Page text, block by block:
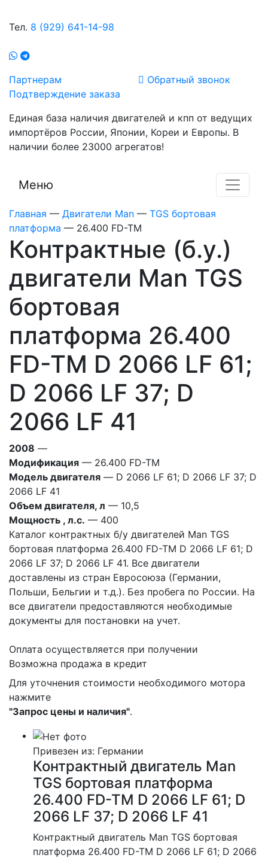
Тел. 8 (929) 641-14-98
Партнерам
Подтверждение заказа
Обратный звонок
Единая база наличия двигателей и кпп от ведущих
импортёров России, Японии, Кореи и Европы. В
наличии более 23000 агрегатов!
Меню
Главная — Двигатели Man — TGS бортовая
платформа — 26.400 FD-TM
Контрактные (б.у.)
двигатели Man TGS
бортовая
платформа 26.400
FD-TM D 2066 LF 61;
D 2066 LF 37; D
2066 LF 41
2008 —
Модификация — 26.400 FD-TM
Модель двигателя — D 2066 LF 61; D 2066 LF 37; D
2066 LF 41
Объем двигателя, л — 10,5
Мощность , л.с. — 400
Каталог контрактных б/у двигателей Man TGS
бортовая платформа 26.400 FD-TM D 2066 LF 61; D
2066 LF 37; D 2066 LF 41. Все двигатели
доставлены из стран Евросоюза (Германии,
Польши, Бельгии и т.д.). Без пробега по России. На
все двигатели предоставляются необходимые
документы для постановки на учет.
Оплата осуществляется при получении
Возможна продажа в кредит
Для уточнения стоимости необходимого мотора
нажмите
"Запрос цены и наличия".
Привезен из: Германии
Контрактный двигатель Man
TGS бортовая платформа
26.400 FD-TM D 2066 LF 61; D
2066 LF 37; D 2066 LF 41
Контрактный двигатель Man TGS бортовая
платформа 26.400 FD-TM D 2066 LF 61; D 2066